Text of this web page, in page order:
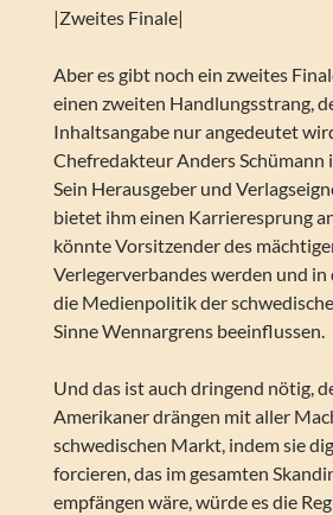
|Zweites Finale|
Aber es gibt noch ein zweites
einen zweiten Handlungsstrang,
Inhaltsangabe nur angedeutet
Chefredakteur Anders
Sein Herausgeber und
bietet ihm einen Karrieresprung
könnte Vorsitzender des
Verlegerverbandes werden und
die Medienpolitik der
Sinne Wennargrens beeinflussen.
Und das ist auch dringend nötig,
Amerikaner drängen mit aller
schwedischen Markt, indem sie
forcieren, das im gesamten
empfängen wäre, würde es die